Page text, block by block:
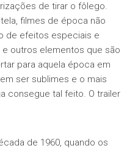
de tirar o fôlego.
filmes de época não
de efeitos especiais e
e outros elementos que são
para aquela época em
ser sublimes e o mais
consegue tal feito. O trailer
de 1960, quando os